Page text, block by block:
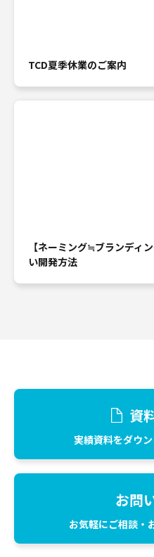
TCD夏季休業のご案内
【ネーミング≒ブランディ
い開発方法
資
実績資料をダウ
お問
お気軽にご相談・